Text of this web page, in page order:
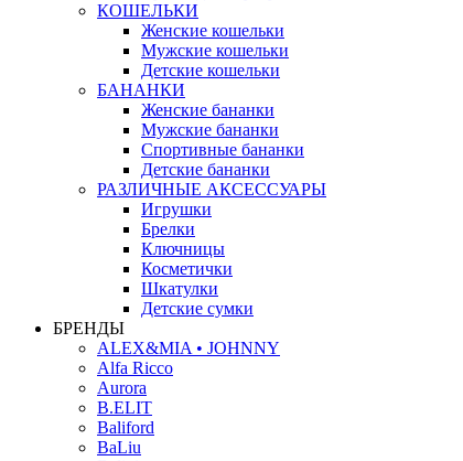
КОШЕЛЬКИ
Женские кошельки
Мужские кошельки
Детские кошельки
БАНАНКИ
Женские бананки
Мужские бананки
Спортивные бананки
Детские бананки
РАЗЛИЧНЫЕ АКСЕССУАРЫ
Игрушки
Брелки
Ключницы
Косметички
Шкатулки
Детские сумки
БРЕНДЫ
ALEX&MIA • JOHNNY
Alfa Ricco
Aurora
B.ELIT
Baliford
BaLiu